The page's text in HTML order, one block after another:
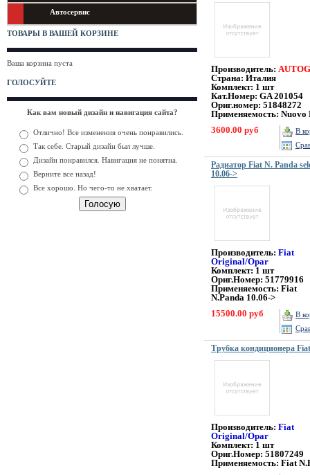
Автосервис
ТОВАРЫ В ВАШЕЙ КОРЗИНЕ
Ваша корзина пуста
ГОЛОСУЙТЕ
Как вам новый дизайн и навигация сайта?
Отлично! Все изменения очень понравились.
Так себе. Старый дизайн был лучше.
Дизайн понравился. Навигация не понятна.
Верните все назад!
Все хорошо. Но чего-то не хватает.
Производитель:
Страна: Италия
Комплект: 1 шт
Кат.Номер: GA 201054
Ориг.номер: 51848272
Применяемость: Nuovo
3600.00 руб
В
Радиатор Fiat N. Panda
10.06->
Производитель: Fiat
Original/Opar
Комплект: 1 шт
Ориг.Номер: 51779916
Применяемость: Fiat
N.Panda 10.06->
15500.00 руб
В
Трубка кондиционера
Производитель: Fiat
Original/Opar
Комплект: 1 шт
Ориг.Номер: 51807249
Применяемость: Fiat